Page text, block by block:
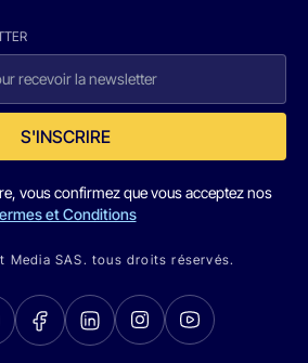
S'INSCRIRE
vous confirmez que vous acceptez nos
et Conditions
Media SAS. tous droits réservés.